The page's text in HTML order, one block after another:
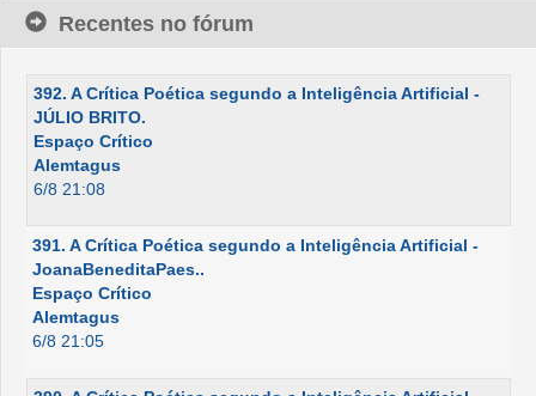
Recentes no fórum
392. A Crítica Poética segundo a Inteligência Artificial -
JÚLIO BRITO.
Espaço Crítico
Alemtagus
6/8 21:08
391. A Crítica Poética segundo a Inteligência Artificial -
JoanaBeneditaPaes..
Espaço Crítico
Alemtagus
6/8 21:05